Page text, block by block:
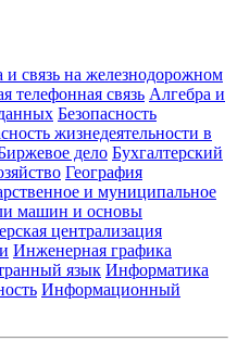
и связь на железнодорожном
телефонная связь Алгебра и
Безопасность
жизнедеятельности в
дело Бухгалтерский
География
и муниципальное
машин и основы
централизация
Инженерная графика
язык Информатика
Информационный